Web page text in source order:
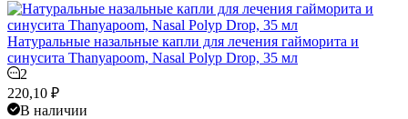
Натуральные назальные капли для лечения гайморита и
синусита Thanyapoom, Nasal Polyp Drop, 35 мл
2
220,10 ₽
В наличии